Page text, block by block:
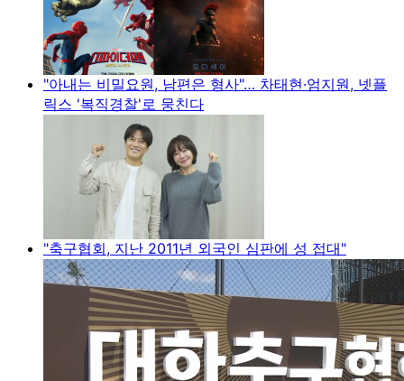
"아내는 비밀요원, 남편은 형사"… 차태현·엄지원, 넷플
릭스 '복직경찰'로 뭉친다
"축구협회, 지난 2011년 외국인 심판에 성 접대"